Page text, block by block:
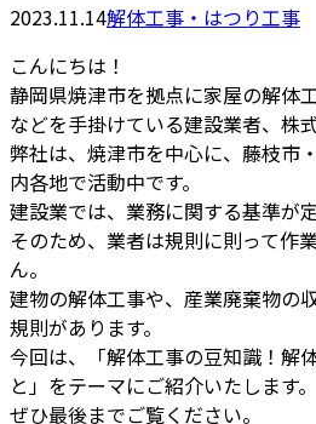
2023.11.14解体工事・はつり工事
こんにちは！
静岡県焼津市を拠点に家屋の解体
などを手掛けている建設業者、株
弊社は、焼津市を中心に、藤枝市
内各地で活動中です。
建設業では、業務に関する基準が
そのため、業者は規則に則って作
ん。
建物の解体工事や、産業廃棄物の
規則があります。
今回は、「解体工事の豆知識！解
と」をテーマにご紹介いたします。
ぜひ最後までご覧ください。